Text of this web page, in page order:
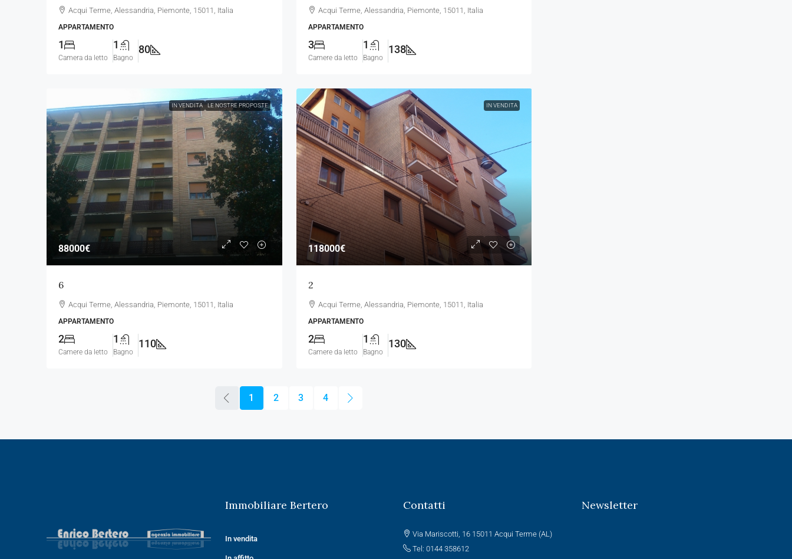
Acqui Terme, Alessandria, Piemonte, 15011, Italia
APPARTAMENTO
1
Camera da letto
1
Bagno
80
Acqui Terme, Alessandria, Piemonte, 15011, Italia
APPARTAMENTO
3
Camere da letto
1
Bagno
138
IN VENDITA LE NOSTRE PROPOSTE
88000€
6
Acqui Terme, Alessandria, Piemonte, 15011, Italia
APPARTAMENTO
2
Camere da letto
1
Bagno
110
IN VENDITA
118000€
2
Acqui Terme, Alessandria, Piemonte, 15011, Italia
APPARTAMENTO
2
Camere da letto
1
Bagno
130
1 2 3 4
Immobiliare Bertero
In vendita
Contatti
Via Mariscotti, 16 15011 Acqui Terme (AL)
Tel: 0144 358612
Newsletter